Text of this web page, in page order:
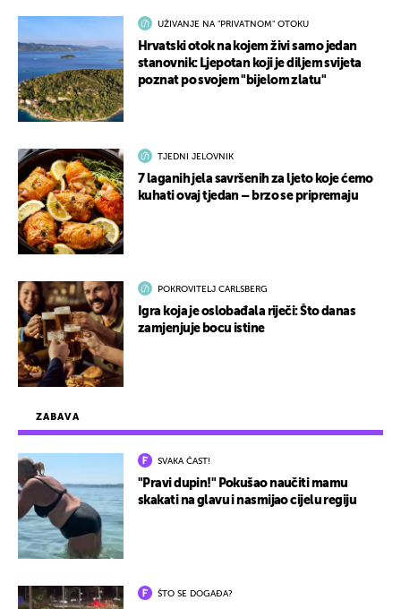
ZABAVA
SVAKA ČAST!
"Pravi dupin!" Pokušao naučiti mamu
skakati na glavu i nasmijao cijelu regiju
ŠTO SE DOGAĐA?
UŽIVANJE NA "PRIVATNOM" OTOKU
Hrvatski otok na kojem živi samo jedan
stanovnik: Ljepotan koji je diljem svijeta
poznat po svojem "bijelom zlatu"
TJEDNI JELOVNIK
7 laganih jela savršenih za ljeto koje ćemo
kuhati ovaj tjedan – brzo se pripremaju
POKROVITELJ CARLSBERG
Igra koja je oslobađala riječi: Što danas
zamjenjuje bocu istine